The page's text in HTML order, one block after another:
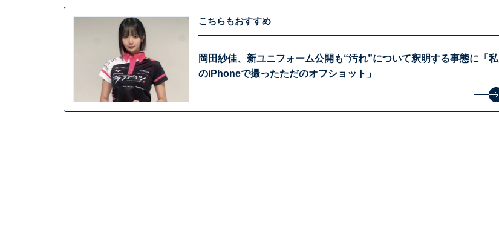
こちらもおすすめ
岡田紗佳、新ユニフォーム公開も“汚れ”について釈明する事態に「私
のiPhoneで撮ったただのオフショット」